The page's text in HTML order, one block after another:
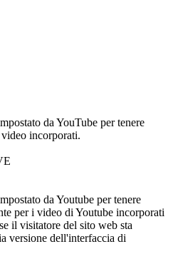
da YouTube per tenere
incorporati.
da Youtube per tenere
per i video di Youtube incorporati
il visitatore del sito web sta
versione dell'interfaccia di